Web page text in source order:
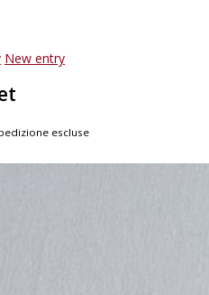
New entry
escluse